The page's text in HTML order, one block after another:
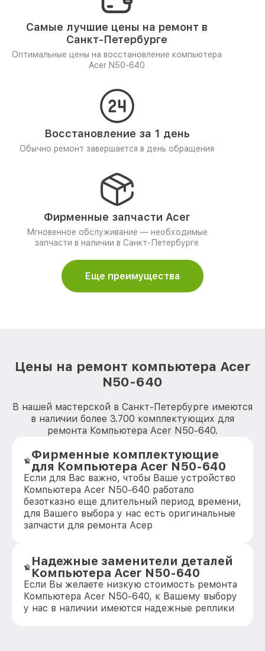
Самые лучшие цены на ремонт в
Санкт-Петербурге
Оптимальные цены на восстановление компьютера
Acer N50-640
Восстановление за 1 день
Обычно ремонт завершается в день обращения
Фирменные запчасти Acer
Мгновенное обслуживание — необходимые
запчасти в наличии в Санкт-Петербурге
Еще преимущества
Цены на ремонт компьютера Acer
N50-640
В нашей мастерской в Санкт-Петербурге имеются
в наличии более 3.700 комплектующих для
ремонта Компьютера Acer N50-640.
Фирменные комплектующие
для Компьютера Acer N50-640
Если для Вас важно, чтобы Ваше устройство
Компьютера Acer N50-640 работало
безотказно еще длительный период времени,
для Вашего выбора у нас есть оригинальные
запчасти для ремонта Асер
Надежные заменители деталей
Компьютера Acer N50-640
Если Вы желаете низкую стоимость ремонта
Компьютера Acer N50-640, к Вашему выбору
у нас в наличии имеются надежные реплики